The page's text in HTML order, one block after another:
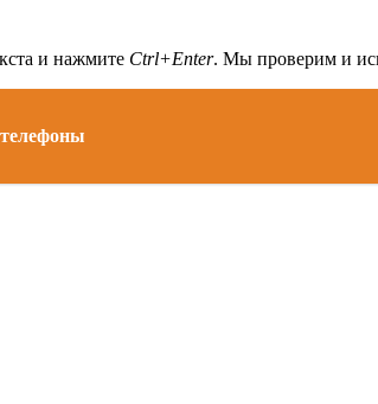
и нажмите Ctrl+Enter. Мы проверим и
телефоны